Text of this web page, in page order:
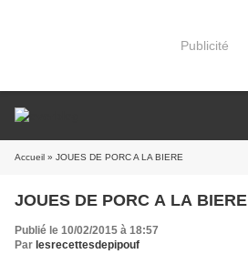
Publicité
Accueil » JOUES DE PORC A LA BIERE
JOUES DE PORC A LA BIERE
Publié le 10/02/2015 à 18:57
Par lesrecettesdepipouf